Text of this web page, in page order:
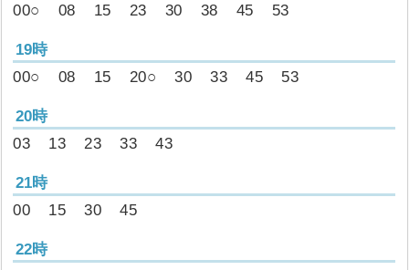
00○
08 15 23 30 38 45 53
19時
00○
08 15 20○ 30 33 45 53
20時
03
13 23 33 43
21時
00
15 30 45
22時